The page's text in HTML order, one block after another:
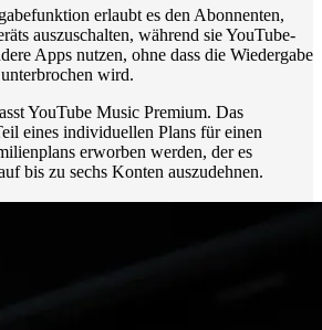
erlaubt es den Abonnenten,
auszuschalten, während sie YouTube-
Apps nutzen, ohne dass die Wiedergabe
wird.
YouTube Music Premium. Das
eines individuellen Plans für einen
erworben werden, der es
bis zu sechs Konten auszudehnen.